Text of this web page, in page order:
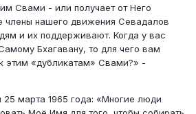
Свами - или получает от Него
члены нашего движения Севадалов
и их поддерживают. Когда у вас
Бхагавану, то для чего вам
этим «дубликатам» Свами?» -
25 марта 1965 года: «Многие люди